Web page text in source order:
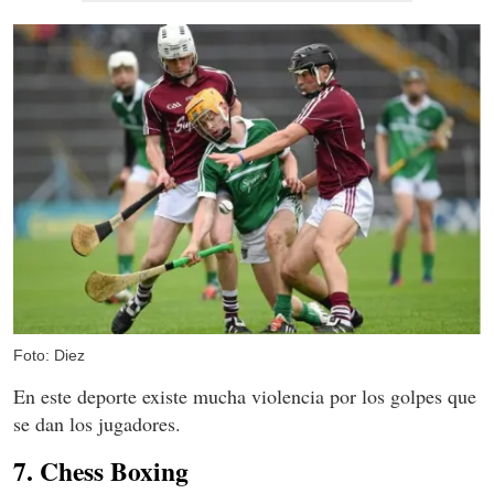
Foto: Diez
En este deporte existe mucha violencia por los golpes que
se dan los jugadores.
7. Chess Boxing